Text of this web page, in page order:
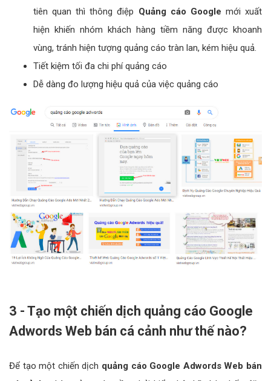
tiên quan thì thông điệp Quảng cáo Google mới xuất
hiện khiến nhóm khách hàng tiềm năng được khoanh
vùng, tránh hiện tượng quảng cáo tràn lan, kém hiệu quả.
Tiết kiệm tối đa chi phí quảng cáo
Dễ dàng đo lượng hiệu quả của việc quảng cáo
3 - Tạo một chiến dịch quảng cáo Google
Adwords Web bán cá cảnh như thế nào?
Để tạo một chiến dịch quảng cáo Google Adwords Web bán